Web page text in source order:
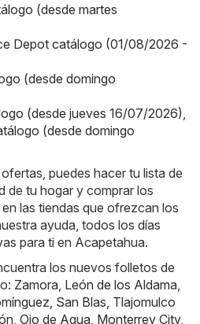
(desde martes
Depot catálogo (01/08/2026 -
(desde domingo
(desde jueves 16/07/2026)
(desde domingo
puedes hacer tu lista de
de tu hogar y comprar los
las tiendas que ofrezcan los
ayuda, todos los días
para ti en Acapetahua.
los nuevos folletos de
Zamora León de los Aldama
San Blas Tlajomulco
Ojo de Agua Monterrey City,